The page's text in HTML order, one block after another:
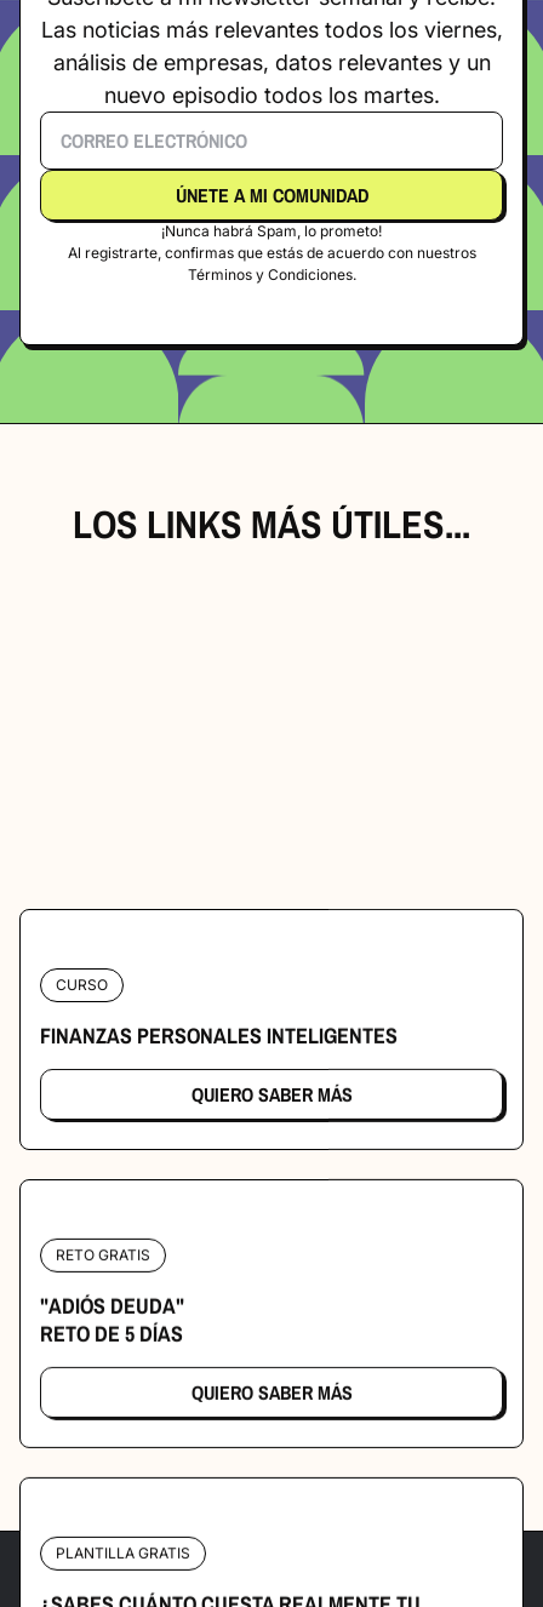
Las noticias más relevantes todos los viernes,
análisis de empresas, datos relevantes y un
nuevo episodio todos los martes.
¡Nunca habrá Spam, lo prometo!
Al registrarte, confirmas que estás de acuerdo con nuestros
Términos y Condiciones.
LOS LINKS MÁS ÚTILES...
CURSO
FINANZAS PERSONALES INTELIGENTES
QUIERO SABER MÁS
RETO GRATIS
"ADIÓS DEUDA"
RETO DE 5 DÍAS
QUIERO SABER MÁS
PLANTILLA GRATIS